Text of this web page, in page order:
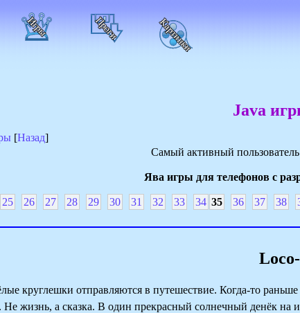
[Назад]
Java
Самый активный пользователь
Ява игры для телефонов с
25 26 27 28 29 30 31 32 33 34 35 36 37 38
круглешки отправляются в путешествие. Когда-то
жизнь, а сказка. В один прекрасный солнечный денёк на